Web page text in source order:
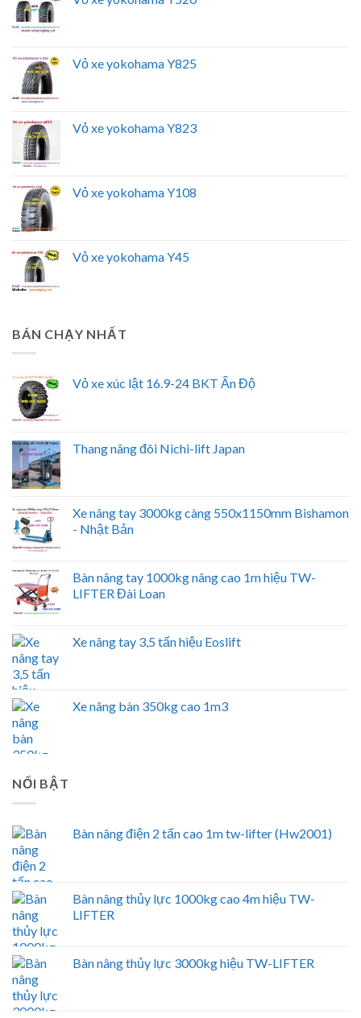
Vỏ xe yokohama Y825
Vỏ xe yokohama Y823
Vỏ xe yokohama Y108
Vỏ xe yokohama Y45
BÁN CHẠY NHẤT
Vỏ xe xúc lật 16.9-24 BKT Ấn Độ
Thang nâng đôi Nichi-lift Japan
Xe nâng tay 3000kg càng 550x1150mm Bishamon
- Nhật Bản
Bàn nâng tay 1000kg nâng cao 1m hiệu TW-
LIFTER Đài Loan
Xe nâng tay 3,5 tấn hiệu Eoslift
Xe nâng bàn 350kg cao 1m3
NỔI BẬT
Bàn nâng điện 2 tấn cao 1m tw-lifter (Hw2001)
Bàn nâng thủy lực 1000kg cao 4m hiệu TW-
LIFTER
Bàn nâng thủy lực 3000kg hiệu TW-LIFTER